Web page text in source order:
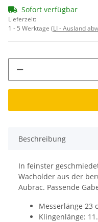
Sofort verfügbar
Lieferzeit:
1 - 5 Werktage (LI - Ausland
Beschreibung
In feinster
Wacholder aus der
Aubrac. Passende
Messerlänge 23
Klingenlänge: